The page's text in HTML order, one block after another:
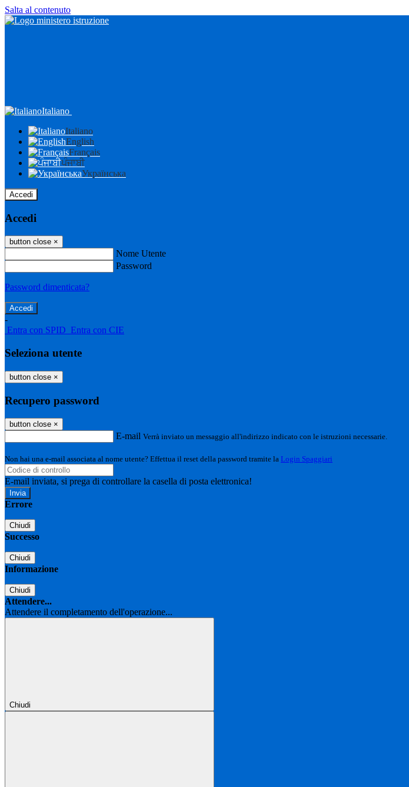
Salta al contenuto
Italiano
Italiano
English
Français
ਪੰਜਾਬੀ
Українська
Accedi
Accedi
button close ×
Nome Utente
Password
Password dimenticata?
-
Entra con SPID Entra con CIE
Seleziona utente
button close ×
Recupero password
button close ×
E-mail Verrà inviato un messaggio all'indirizzo indicato con le istruzioni necessarie.
Non hai una e-mail associata al nome utente? Effettua il reset della password tramite la Login Spaggiari
E-mail inviata, si prega di controllare la casella di posta elettronica!
Errore
Chiudi
Successo
Chiudi
Informazione
Chiudi
Attendere...
Attendere il completamento dell'operazione...
Chiudi